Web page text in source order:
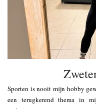
Sporten is nooit mijn hobby
een terugkerend thema in